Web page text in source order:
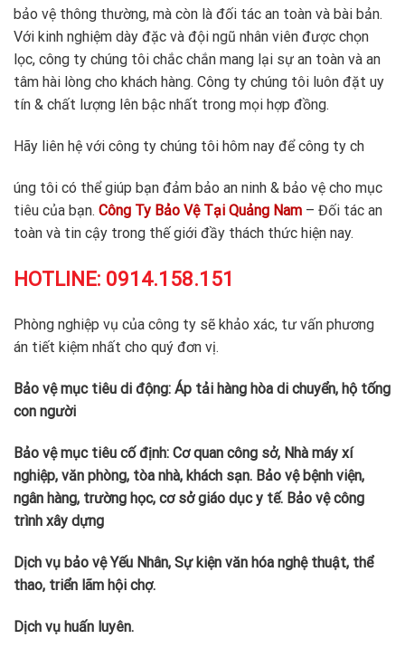
bảo vệ thông thường, mà còn là đối tác an toàn và bài bản.
Với kinh nghiệm dày đặc và đội ngũ nhân viên được chọn
lọc, công ty chúng tôi chắc chắn mang lại sự an toàn và an
tâm hài lòng cho khách hàng. Công ty chúng tôi luôn đặt uy
tín & chất lượng lên bậc nhất trong mọi hợp đồng.
Hãy liên hệ với công ty chúng tôi hôm nay để công ty ch
úng tôi có thể giúp bạn đảm bảo an ninh & bảo vệ cho mục
tiêu của bạn. Công Ty Bảo Vệ Tại Quảng Nam – Đối tác an
toàn và tin cậy trong thế giới đầy thách thức hiện nay.
HOTLINE: 0914.158.151
Phòng nghiệp vụ của công ty sẽ khảo xác, tư vấn phương
án tiết kiệm nhất cho quý đơn vị.
Bảo vệ mục tiêu di động: Áp tải hàng hòa di chuyển, hộ tống
con người
Bảo vệ mục tiêu cố định: Cơ quan công sở, Nhà máy xí
nghiệp, văn phòng, tòa nhà, khách sạn. Bảo vệ bệnh viện,
ngân hàng, trường học, cơ sở giáo dục y tế. Bảo vệ công
trình xây dựng
Dịch vụ bảo vệ Yếu Nhân, Sự kiện văn hóa nghệ thuật, thể
thao, triển lãm hội chợ.
Dịch vụ huấn luyên.